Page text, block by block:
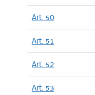
Art. 50
Art. 51
Art. 52
Art. 53